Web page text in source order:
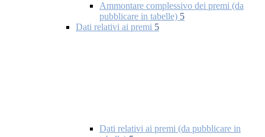
Ammontare complessivo dei premi (da
pubblicare in tabelle) 5
Dati relativi ai premi 5
Dati relativi ai premi (da pubblicare in